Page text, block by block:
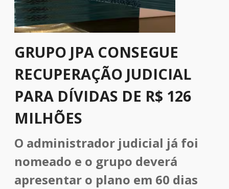
GRUPO JPA CONSEGUE
RECUPERAÇÃO JUDICIAL
PARA DÍVIDAS DE R$ 126
MILHÕES
O administrador judicial já foi
nomeado e o grupo deverá
apresentar o plano em 60 dias